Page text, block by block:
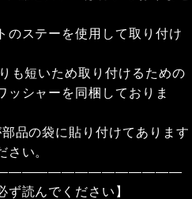
のステーを使用して取り付け
も短いため取り付けるための
ッシャーを同梱しておりま
品の袋に貼り付けてあります
さい。
ず読んでください】